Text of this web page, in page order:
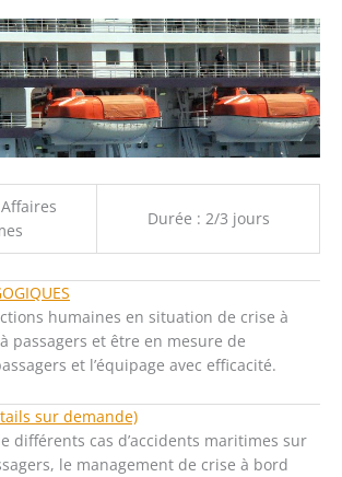
Durée : 2/3 jours
humaines en situation de crise à
passagers et être en mesure de
et l’équipage avec efficacité.
sur demande)
différents cas d’accidents maritimes sur
le management de crise à bord